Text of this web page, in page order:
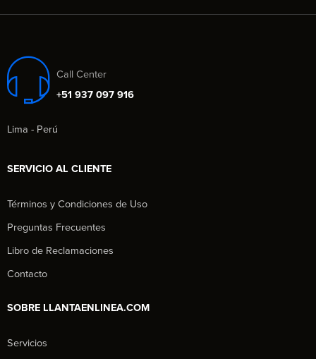
Call Center
+51 937 097 916
Lima - Perú
SERVICIO AL CLIENTE
Términos y Condiciones de Uso
Preguntas Frecuentes
Libro de Reclamaciones
Contacto
SOBRE LLANTAENLINEA.COM
Servicios